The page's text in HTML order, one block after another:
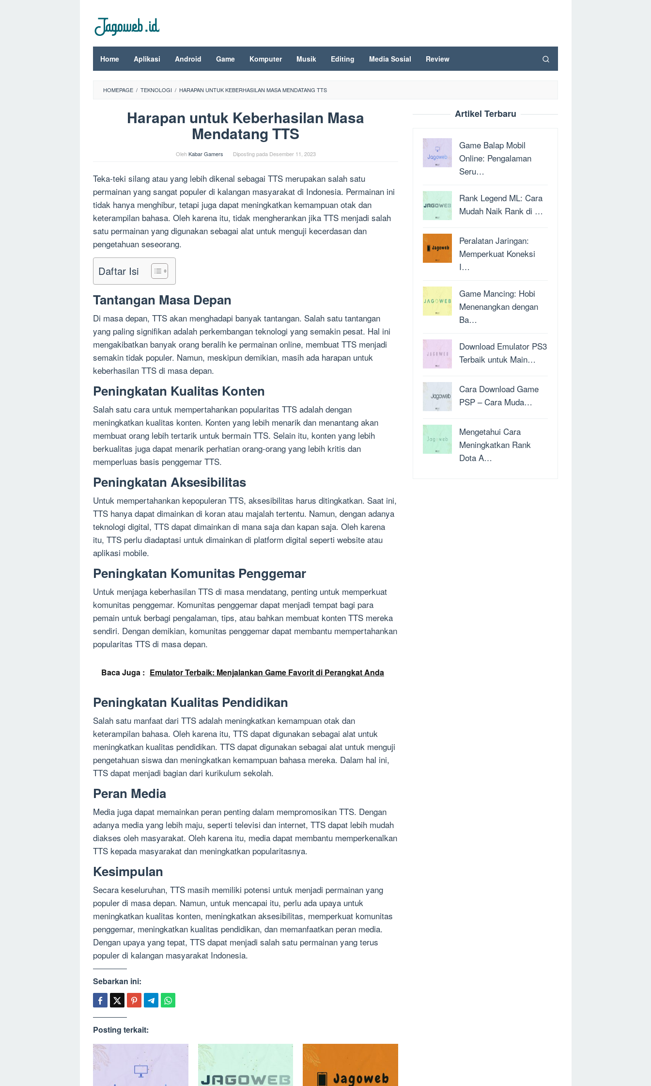
konten
Home Aplikasi Android Game Komputer Musik Editing Media Sosial Review
HOMEPAGE / TEKNOLOGI / HARAPAN UNTUK KEBERHASILAN MASA MENDATANG TTS
Harapan untuk Keberhasilan Masa
Mendatang TTS
OlehKabar Gamers Diposting pada Desember 11, 2023
Teka-teki silang atau yang lebih dikenal sebagai TTS merupakan salah satu
permainan yang sangat populer di kalangan masyarakat di Indonesia. Permainan ini
tidak hanya menghibur, tetapi juga dapat meningkatkan kemampuan otak dan
keterampilan bahasa. Oleh karena itu, tidak mengherankan jika TTS menjadi salah
satu permainan yang digunakan sebagai alat untuk menguji kecerdasan dan
pengetahuan seseorang.
Daftar Isi
Tantangan Masa Depan
Di masa depan, TTS akan menghadapi banyak tantangan. Salah satu tantangan
yang paling signifikan adalah perkembangan teknologi yang semakin pesat. Hal ini
mengakibatkan banyak orang beralih ke permainan online, membuat TTS menjadi
semakin tidak populer. Namun, meskipun demikian, masih ada harapan untuk
keberhasilan TTS di masa depan.
Peningkatan Kualitas Konten
Salah satu cara untuk mempertahankan popularitas TTS adalah dengan
meningkatkan kualitas konten. Konten yang lebih menarik dan menantang akan
membuat orang lebih tertarik untuk bermain TTS. Selain itu, konten yang lebih
berkualitas juga dapat menarik perhatian orang-orang yang lebih kritis dan
memperluas basis penggemar TTS.
Peningkatan Aksesibilitas
Untuk mempertahankan kepopuleran TTS, aksesibilitas harus ditingkatkan. Saat ini,
TTS hanya dapat dimainkan di koran atau majalah tertentu. Namun, dengan adanya
teknologi digital, TTS dapat dimainkan di mana saja dan kapan saja. Oleh karena
itu, TTS perlu diadaptasi untuk dimainkan di platform digital seperti website atau
aplikasi mobile.
Peningkatan Komunitas Penggemar
Untuk menjaga keberhasilan TTS di masa mendatang, penting untuk memperkuat
komunitas penggemar. Komunitas penggemar dapat menjadi tempat bagi para
pemain untuk berbagi pengalaman, tips, atau bahkan membuat konten TTS mereka
sendiri. Dengan demikian, komunitas penggemar dapat membantu mempertahankan
popularitas TTS di masa depan.
Baca Juga : Emulator Terbaik: Menjalankan Game Favorit di Perangkat Anda
Peningkatan Kualitas Pendidikan
Salah satu manfaat dari TTS adalah meningkatkan kemampuan otak dan
keterampilan bahasa. Oleh karena itu, TTS dapat digunakan sebagai alat untuk
meningkatkan kualitas pendidikan. TTS dapat digunakan sebagai alat untuk menguji
pengetahuan siswa dan meningkatkan kemampuan bahasa mereka. Dalam hal ini,
TTS dapat menjadi bagian dari kurikulum sekolah.
Peran Media
Media juga dapat memainkan peran penting dalam mempromosikan TTS. Dengan
adanya media yang lebih maju, seperti televisi dan internet, TTS dapat lebih mudah
diakses oleh masyarakat. Oleh karena itu, media dapat membantu memperkenalkan
TTS kepada masyarakat dan meningkatkan popularitasnya.
Kesimpulan
Secara keseluruhan, TTS masih memiliki potensi untuk menjadi permainan yang
populer di masa depan. Namun, untuk mencapai itu, perlu ada upaya untuk
meningkatkan kualitas konten, meningkatkan aksesibilitas, memperkuat komunitas
penggemar, meningkatkan kualitas pendidikan, dan memanfaatkan peran media.
Dengan upaya yang tepat, TTS dapat menjadi salah satu permainan yang terus
populer di kalangan masyarakat Indonesia.
Sebarkan ini:
Posting terkait:
Artikel Terbaru
Game Balap Mobil
Online: Pengalaman
Seru…
Rank Legend ML: Cara
Mudah Naik Rank di …
Peralatan Jaringan:
Memperkuat Koneksi
I…
Game Mancing: Hobi
Menenangkan dengan
Ba…
Download Emulator PS3
Terbaik untuk Main…
Cara Download Game
PSP – Cara Muda…
Mengetahui Cara
Meningkatkan Rank
Dota A…